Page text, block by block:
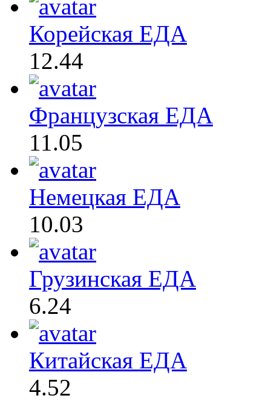
Корейская ЕДА
12.44
Французская ЕДА
11.05
Немецкая ЕДА
10.03
Грузинская ЕДА
6.24
Китайская ЕДА
4.52